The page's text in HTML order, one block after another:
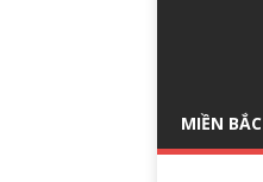
MIỀN BẮC